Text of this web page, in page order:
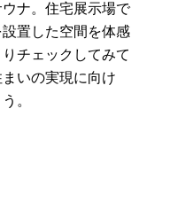
ナ。住宅展示場で
置した空間を体感
チェックしてみて
いの実現に向け
。